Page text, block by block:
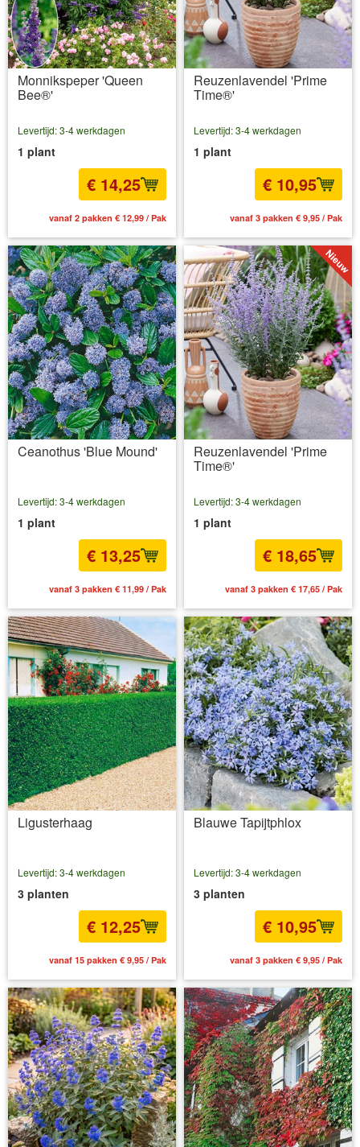
Monnikspeper 'Queen
Bee®'
Levertijd: 3-4 werkdagen
1 plant
€ 14,25
vanaf 2 pakken € 12,99 / Pak
Reuzenlavendel 'Prime
Time®'
Levertijd: 3-4 werkdagen
1 plant
€ 10,95
vanaf 3 pakken € 9,95 / Pak
Ceanothus 'Blue Mound'
Levertijd: 3-4 werkdagen
1 plant
€ 13,25
vanaf 3 pakken € 11,99 / Pak
Reuzenlavendel 'Prime
Time®'
Levertijd: 3-4 werkdagen
1 plant
€ 18,65
vanaf 3 pakken € 17,65 / Pak
Ligusterhaag
Levertijd: 3-4 werkdagen
3 planten
€ 12,25
vanaf 15 pakken € 9,95 / Pak
Blauwe Tapijtphlox
Levertijd: 3-4 werkdagen
3 planten
€ 10,95
vanaf 3 pakken € 9,95 / Pak